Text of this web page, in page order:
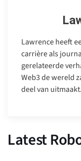
Lawrence heeft
carrière als
gerelateerde
Web3 de wereld
deel van uitmaakt.
Latest